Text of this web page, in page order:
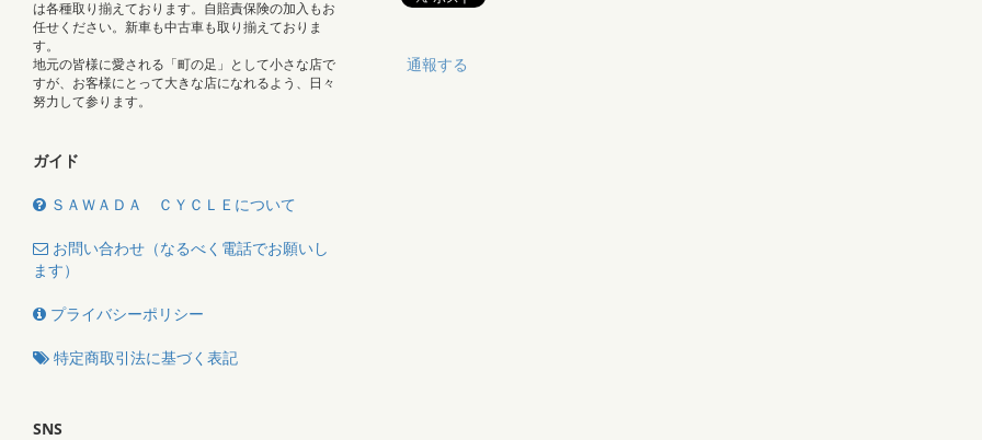
は各種取り揃えております。自賠責保険の加入もお
任せください。新車も中古車も取り揃えておりま
す。
地元の皆様に愛される「町の足」として小さな店で
すが、お客様にとって大きな店になれるよう、日々
努力して参ります。
ガイド
ＳＡＷＡＤＡ ＣＹＣＬＥについて
お問い合わせ（なるべく電話でお願いし
ます）
プライバシーポリシー
特定商取引法に基づく表記
SNS
通報する